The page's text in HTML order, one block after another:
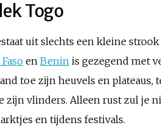
Togo
uit slechts een kleine
en Benin is gezegend met
toe zijn heuvels en plateaus,
zijn vlinders. Alleen rust zul je
en tijdens festivals.